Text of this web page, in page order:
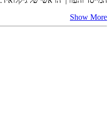
Show More